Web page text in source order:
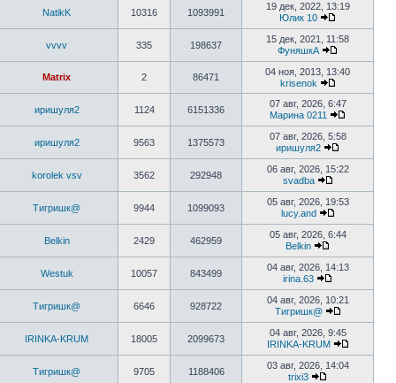
NatikK 10316 1093991
19 дек, 2022, 13:19
Юлик 10
Перейти
к
последнему
vvvv 335 198637
15 дек, 2021, 11:58
ФуняшкА
Перейти
к
сообщению
Matrix 2 86471
04 ноя, 2013, 13:40
krisenok
Перейти
к
последнему
сообщению
иришуля2 1124 6151336
07 авг, 2026, 6:47
Марина 0211
Перейти
к
иришуля2 9563 1375573
07 авг, 2026, 5:58
иришуля2
Перейти
к
korolek vsv 3562 292948
06 авг, 2026, 15:22
svadba
Перейти
к
последнему
Тигришк@ 9944 1099093
05 авг, 2026, 19:53
lucy.and
Перейти
к
Belkin 2429 462959
05 авг, 2026, 6:44
Belkin
Перейти
к
последнему
Westuk 10057 843499
04 авг, 2026, 14:13
irina.63
Перейти
к
последнему
Тигришк@ 6646 928722
04 авг, 2026, 10:21
Тигришк@
Перейти
к
последнему
IRINKA-KRUM 18005 2099673
04 авг, 2026, 9:45
IRINKA-KRUM
Перейти
Тигришк@ 9705 1188406
03 авг, 2026, 14:04
trixi3